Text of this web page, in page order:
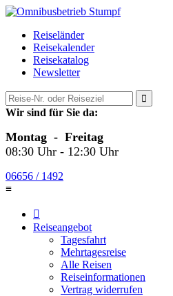
Reiseländer
Reisekalender
Reisekatalog
Newsletter

Wir sind für Sie da:
Montag - Freitag
08:30 Uhr - 12:30 Uhr
06656 / 1492
≡

Reiseangebot
Tagesfahrt
Mehrtagesreise
Alle Reisen
Reiseinformationen
Vertrag widerrufen